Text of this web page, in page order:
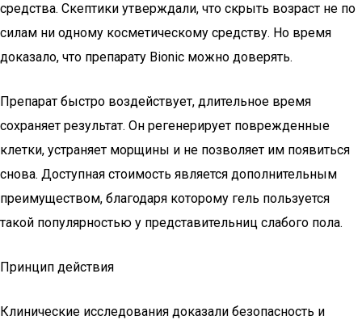
средства. Скептики утверждали, что скрыть возраст не по
силам ни одному косметическому средству. Но время
доказало, что препарату Bionic можно доверять.
Препарат быстро воздействует, длительное время
сохраняет результат. Он регенерирует поврежденные
клетки, устраняет морщины и не позволяет им появиться
снова. Доступная стоимость является дополнительным
преимуществом, благодаря которому гель пользуется
такой популярностью у представительниц слабого пола.
Принцип действия
Клинические исследования доказали безопасность и